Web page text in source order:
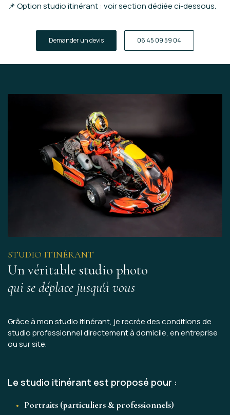
📌 Option studio itinérant : voir section dédiée ci-dessous.
Demander un devis 06 45 09 59 04
STUDIO ITINÉRANT
Un véritable studio photo
qui se déplace jusqu'à vous
Grâce à mon studio itinérant, je recrée des conditions de
studio professionnel directement à domicile, en entreprise
ou sur site.
Le studio itinérant est proposé pour :
Portraits (particuliers & professionnels)